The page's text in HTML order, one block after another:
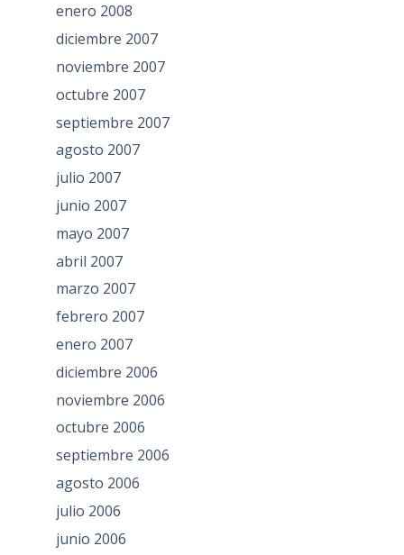
enero 2008
diciembre 2007
noviembre 2007
octubre 2007
septiembre 2007
agosto 2007
julio 2007
junio 2007
mayo 2007
abril 2007
marzo 2007
febrero 2007
enero 2007
diciembre 2006
noviembre 2006
octubre 2006
septiembre 2006
agosto 2006
julio 2006
junio 2006